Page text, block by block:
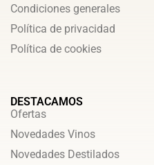
Condiciones generales
Política de privacidad
Política de cookies
DESTACAMOS
Ofertas
Novedades Vinos
Novedades Destilados